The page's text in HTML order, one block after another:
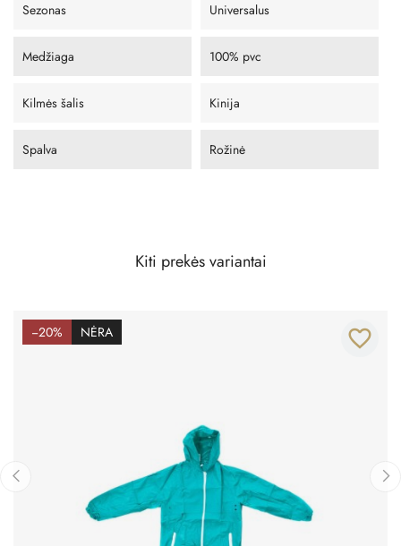
Sezonas Universalus
Medžiaga 100% pvc
Kilmės šalis Kinija
Spalva Rožinė
Kiti prekės variantai
−20% NĖRA favorite_border